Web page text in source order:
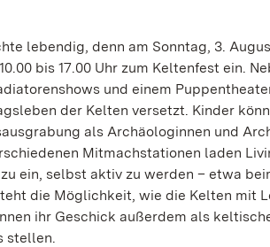
lebendig, denn am Sonntag, 3.
bis 17.00 Uhr zum Keltenfest ein.
und einem
der Kelten versetzt. Kinder
als Archäologinnen und
Mitmachstationen laden
ein, selbst aktiv zu werden – etwa
die Möglichkeit, wie die Kelten mit
ihr Geschick außerdem als
stellen.